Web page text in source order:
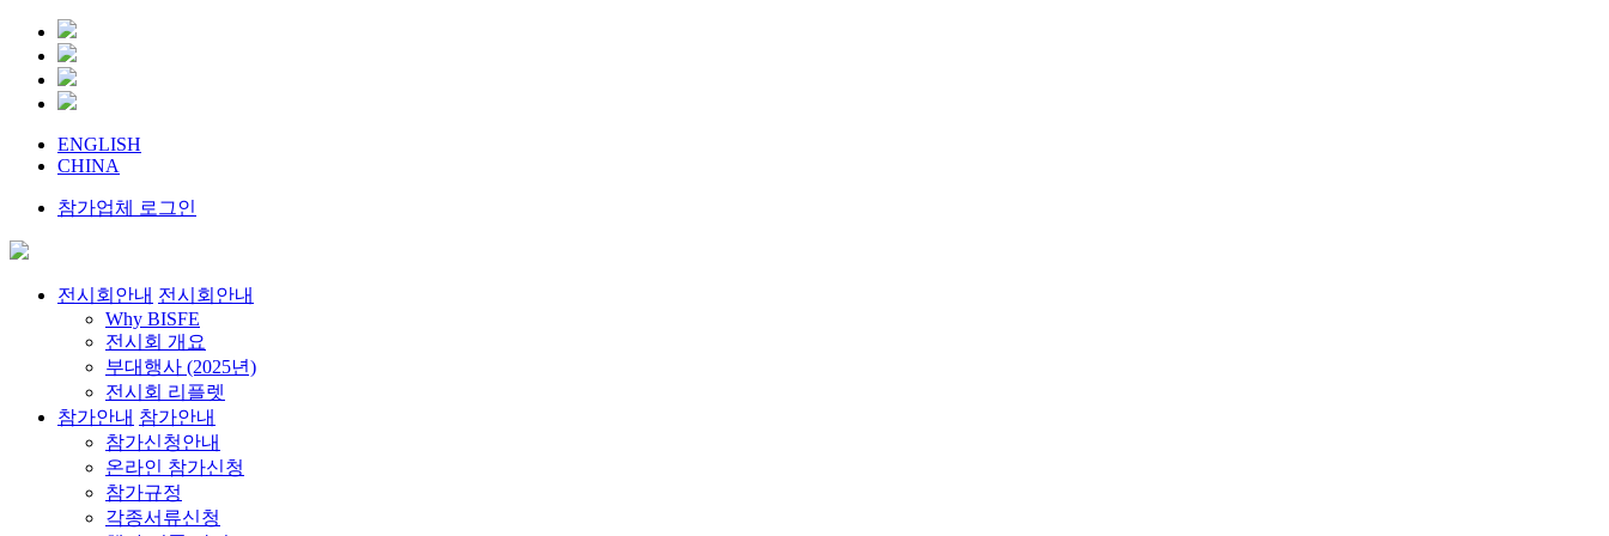
ENGLISH
CHINA
참가업체 로그인
전시회안내 전시회안내
Why BISFE
전시회 개요
부대행사 (2025년)
전시회 리플렛
참가안내 참가안내
참가신청안내
온라인 참가신청
참가규정
각종서류신청